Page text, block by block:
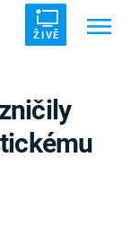
ŽIVĚ